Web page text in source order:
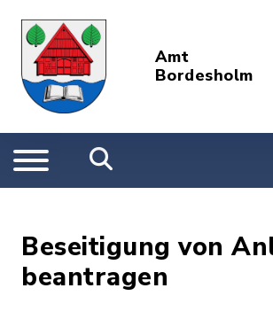
Amt
Bordesholm
Beseitigung von
beantragen